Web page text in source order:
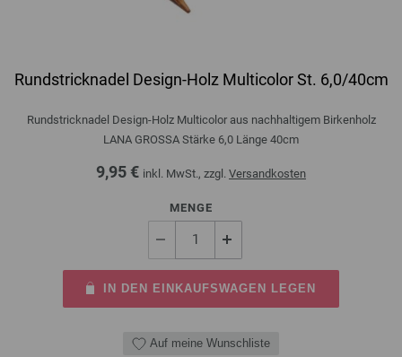
Rundstricknadel Design-Holz Multicolor St. 6,0/40cm
Rundstricknadel Design-Holz Multicolor aus nachhaltigem Birkenholz
LANA GROSSA Stärke 6,0 Länge 40cm
9,95 € inkl. MwSt., zzgl. Versandkosten
MENGE
IN DEN EINKAUFSWAGEN LEGEN
Auf meine Wunschliste